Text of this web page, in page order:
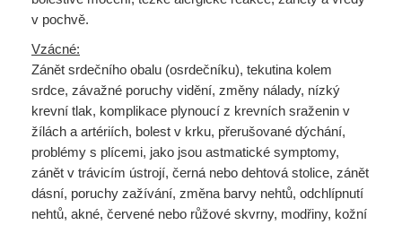
v pochvě.
Vzácné:
Zánět srdečního obalu (osrdečníku), tekutina kolem
srdce, závažné poruchy vidění, změny nálady, nízký
krevní tlak, komplikace plynoucí z krevních sraženin v
žílách a artériích, bolest v krku, přerušované dýchání,
problémy s plícemi, jako jsou astmatické symptomy,
zánět v trávicím ústrojí, černá nebo dehtová stolice, zánět
dásní, poruchy zažívání, změna barvy nehtů, odchlípnutí
nehtů, akné, červené nebo růžové skvrny, modřiny, kožní